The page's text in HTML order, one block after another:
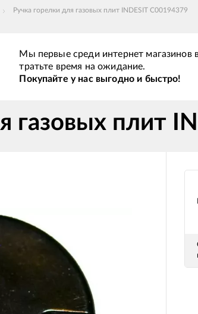
Ручка горелки для газовых плит INDESIT C00194379
Мы первые среди интернет магазинов
тратьте время на ожидание.
Покупайте у нас выгодно и быстро!
газовых плит